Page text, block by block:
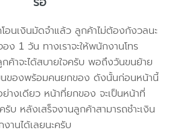
อนเงินมัดจำแล้ว ลูกค้าไม่ต้องกังวลนะ
1 วัน ทางเราจะให้พนักงานโทร
ค้าจะได้สบายใจครับ พอถึงวันขนย้าย
นของพร้อมคนยกของ ดังนั้นก่อนหน้านี้
ย่างเดียว หน้าที่ยกของ จะเป็นหน้าที่
บ หลังเสร็จงานลูกค้าสามารถชำะเงิน
านได้เลยนะครับ